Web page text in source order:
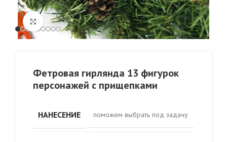
Click to enlarge
Фетровая гирлянда 13 фигурок
персонажей с прищепками
НАНЕСЕНИЕ поможем выбрать под задачу